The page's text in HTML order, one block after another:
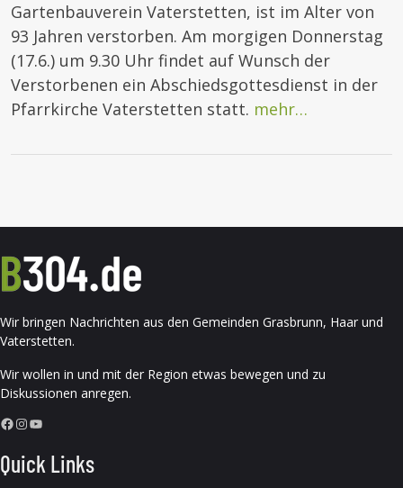
Gartenbauverein Vaterstetten, ist im Alter von
93 Jahren verstorben. Am morgigen Donnerstag
(17.6.) um 9.30 Uhr findet auf Wunsch der
Verstorbenen ein Abschiedsgottesdienst in der
Pfarrkirche Vaterstetten statt. mehr…
Wir bringen Nachrichten aus den Gemeinden Grasbrunn, Haar und
Vaterstetten.
Wir wollen in und mit der Region etwas bewegen und zu
Diskussionen anregen.
Facebook InstagramYouTube
Quick Links